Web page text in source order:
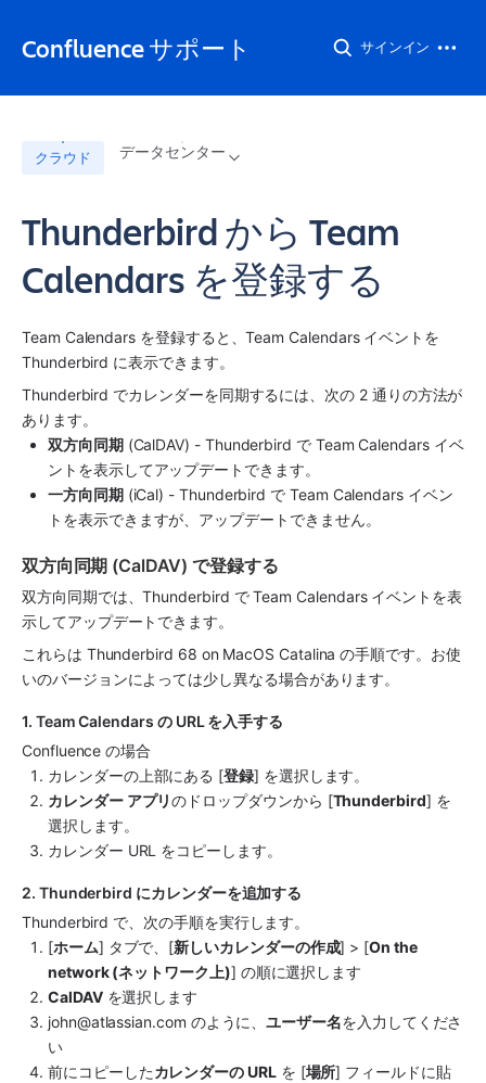
Confluence サポート サインイン
クラウド データセンター
Thunderbird から Team
Calendars を登録する
Team Calendars を登録すると、Team Calendars イベントを
Thunderbird に表示できます。
Thunderbird でカレンダーを同期するには、次の 2 通りの方法が
あります。
双方向同期 (CalDAV) - Thunderbird で Team Calendars イベ
ントを表示してアップデートできます。
一方向同期 (iCal) - Thunderbird で Team Calendars イベン
トを表示できますが、アップデートできません。
双方向同期 (CalDAV) で登録する
双方向同期では、Thunderbird で Team Calendars イベントを表
示してアップデートできます。
これらは Thunderbird 68 on MacOS Catalina の手順です。お使
いのバージョンによっては少し異なる場合があります。
1. Team Calendars の URL を入手する
Confluence の場合
カレンダーの上部にある [登録] を選択します。
カレンダー アプリのドロップダウンから [Thunderbird] を
選択します。
カレンダー URL をコピーします。
2. Thunderbird にカレンダーを追加する
Thunderbird で、次の手順を実行します。
[ホーム] タブで、[新しいカレンダーの作成] > [On the
network (ネットワーク上)] の順に選択します
CalDAV を選択します
john@atlassian.com のように、ユーザー名を入力してくださ
い
前にコピーしたカレンダーの URL を [場所] フィールドに貼